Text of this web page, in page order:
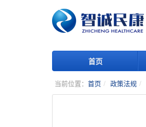
首页
当前位置： 首页 政策法规